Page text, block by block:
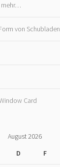
mehr…
von Schubladen
Card
August 2026
D F